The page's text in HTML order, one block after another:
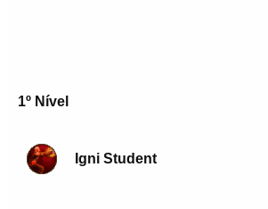
1º Nível
Igni Student